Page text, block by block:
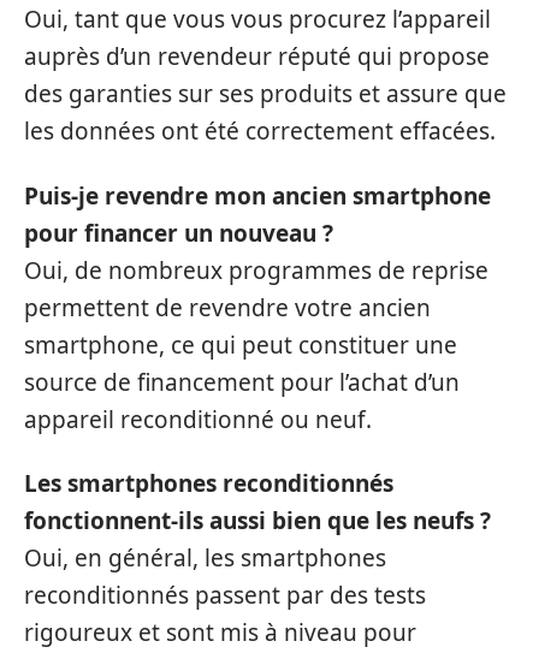
Oui, tant que vous vous procurez l’appareil
auprès d’un revendeur réputé qui propose
des garanties sur ses produits et assure que
les données ont été correctement effacées.
Puis-je revendre mon ancien smartphone
pour financer un nouveau ?
Oui, de nombreux programmes de reprise
permettent de revendre votre ancien
smartphone, ce qui peut constituer une
source de financement pour l’achat d’un
appareil reconditionné ou neuf.
Les smartphones reconditionnés
fonctionnent-ils aussi bien que les neufs ?
Oui, en général, les smartphones
reconditionnés passent par des tests
rigoureux et sont mis à niveau pour